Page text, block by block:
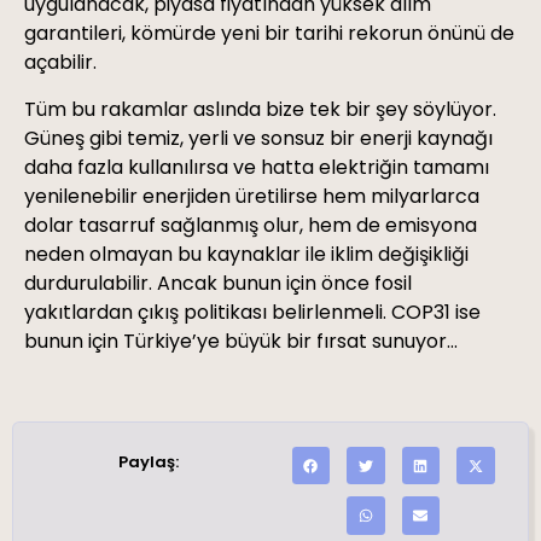
garantileri, kömürde yeni bir tarihi rekorun önünü de
açabilir.
Tüm bu rakamlar aslında bize tek bir şey söylüyor.
Güneş gibi temiz, yerli ve sonsuz bir enerji kaynağı
daha fazla kullanılırsa ve hatta elektriğin tamamı
yenilenebilir enerjiden üretilirse hem milyarlarca
dolar tasarruf sağlanmış olur, hem de emisyona
neden olmayan bu kaynaklar ile iklim değişikliği
durdurulabilir. Ancak bunun için önce fosil
yakıtlardan çıkış politikası belirlenmeli. COP31 ise
bunun için Türkiye’ye büyük bir fırsat sunuyor…
Paylaş: